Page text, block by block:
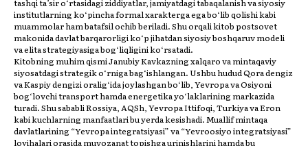
tashqi ta’sir o‘rtasidagi ziddiyatlar, jamiyatdagi tabaqalanish va siyosiy
institutlarning ko‘pincha formal xarakterga ega bo‘lib qolishi kabi
muammolar ham batafsil ochib beriladi. Shu orqali kitob postsovet
makonida davlat barqarorligi ko‘p jihatdan siyosiy boshqaruv modeli
va elita strategiyasiga bog‘liqligini ko‘rsatadi.
Kitobning muhim qismi Janubiy Kavkazning xalqaro va mintaqaviy
siyosatdagi strategik o‘rniga bag‘ishlangan. Ushbu hudud Qora dengiz
va Kaspiy dengizi oralig‘ida joylashgan bo‘lib, Yevropa va Osiyoni
bog‘lovchi transport hamda energetika yo‘laklarining markazida
turadi. Shu sababli Rossiya, AQSh, Yevropa Ittifoqi, Turkiya va Eron
kabi kuchlarning manfaatlari bu yerda kesishadi. Muallif mintaqa
davlatlarining “Yevropa integratsiyasi” va “Yevroosiyo integratsiyasi”
loyihalari orasida muvozanat topishga urinishlarini hamda bu